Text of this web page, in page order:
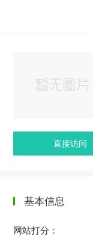
直接访问
基本信息
网站打分：